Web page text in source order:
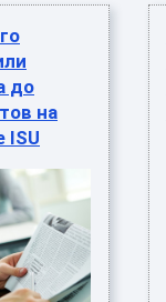
до
на
ISU